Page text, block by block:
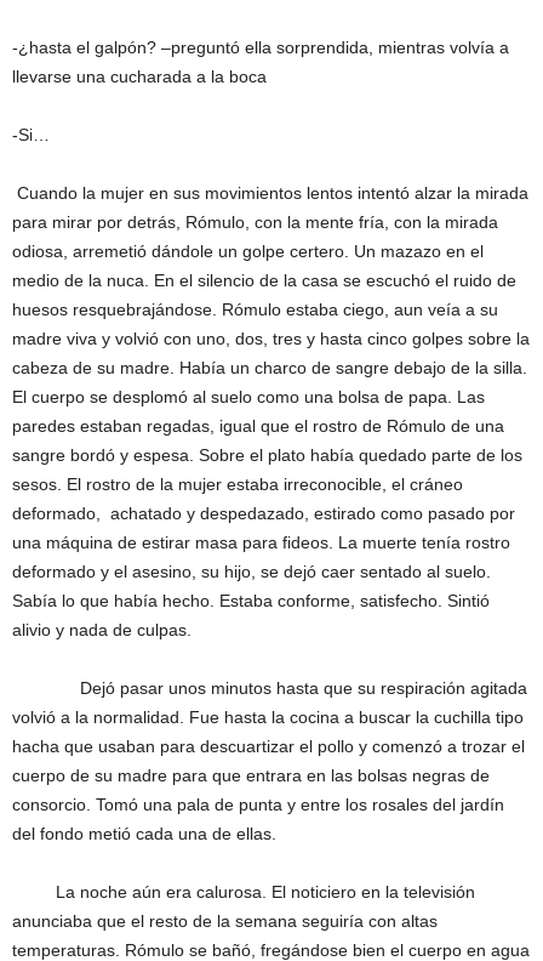
-¿hasta el galpón? –preguntó ella sorprendida, mientras volvía a
llevarse una cucharada a la boca
-Si…
Cuando la mujer en sus movimientos lentos intentó alzar la mirada
para mirar por detrás, Rómulo, con la mente fría, con la mirada
odiosa, arremetió dándole un golpe certero. Un mazazo en el
medio de la nuca. En el silencio de la casa se escuchó el ruido de
huesos resquebrajándose. Rómulo estaba ciego, aun veía a su
madre viva y volvió con uno, dos, tres y hasta cinco golpes sobre la
cabeza de su madre. Había un charco de sangre debajo de la silla.
El cuerpo se desplomó al suelo como una bolsa de papa. Las
paredes estaban regadas, igual que el rostro de Rómulo de una
sangre bordó y espesa. Sobre el plato había quedado parte de los
sesos. El rostro de la mujer estaba irreconocible, el cráneo
deformado, achatado y despedazado, estirado como pasado por
una máquina de estirar masa para fideos. La muerte tenía rostro
deformado y el asesino, su hijo, se dejó caer sentado al suelo.
Sabía lo que había hecho. Estaba conforme, satisfecho. Sintió
alivio y nada de culpas.
Dejó pasar unos minutos hasta que su respiración agitada
volvió a la normalidad. Fue hasta la cocina a buscar la cuchilla tipo
hacha que usaban para descuartizar el pollo y comenzó a trozar el
cuerpo de su madre para que entrara en las bolsas negras de
consorcio. Tomó una pala de punta y entre los rosales del jardín
del fondo metió cada una de ellas.
La noche aún era calurosa. El noticiero en la televisión
anunciaba que el resto de la semana seguiría con altas
temperaturas. Rómulo se bañó, fregándose bien el cuerpo en agua